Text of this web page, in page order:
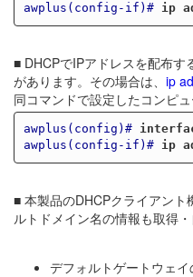
awplus(config-if)#
ip
■ DHCPでIPアドレスを配布
があります。その場合は、 ip
同コマンドで設定したコンピ
awplus(config)#
awplus(config-if)#
ip
■ 本製品のDHCPクライアン
ルトドメイン名の情報も取得
デフォルトゲートウェ